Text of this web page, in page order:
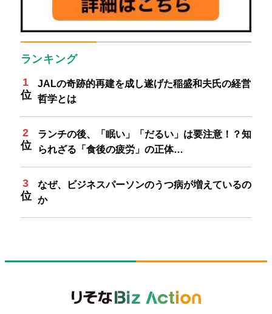
ランキング
JALの奇跡的再建を成し遂げた稲盛和夫氏の経営
哲学とは
ランチの後、「眠い」「だるい」は要注意！？知
られざる「食後の疲労」の正体…
なぜ、ビジネスパーソンのうつ病が増えているの
か